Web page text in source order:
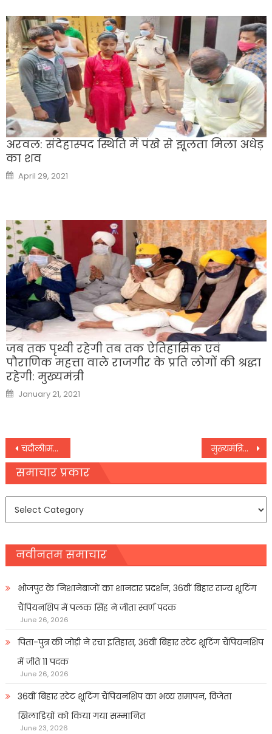
अरवल: संदेहास्पद स्थिति में पंखे से झूलता मिला अधेड़
का शव
Posted
on
April 29, 2021
जब तक पृथ्वी रहेगी तब तक ऐतिहासिक एवं
पौराणिक महत्ता वाले राजगीर के प्रति लोगों की श्रद्धा
रहेगी: मुख्यमंत्री
Posted
on
January 21, 2021
Post
navigation
चंदौली।मस्जिदों में अदा की गयी अलविदा की नमा$ज मुख्यमंत्रियों और मुख्य न्यायाधीशों के संयुक्त सम्मेलन में बोले पीएम मोदी-सबको मिले न्याय इसके लिए रोडमैप हो तैयार
समाचार प्रकार
नवीनतम समाचार
भोजपुर के निशानेबाजों का शानदार प्रदर्शन, 36वीं बिहार राज्य शूटिंग
चैंपियनशिप में पलक सिंह ने जीता स्वर्ण पदक
June 26, 2026
पिता-पुत्र की जोड़ी ने रचा इतिहास, 36वीं बिहार स्टेट शूटिंग चैंपियनशिप
में जीते 11 पदक
June 26, 2026
36वीं बिहार स्टेट शूटिंग चैंपियनशिप का भव्य समापन, विजेता
खिलाडिय़ों को किया गया सम्मानित
June 23, 2026